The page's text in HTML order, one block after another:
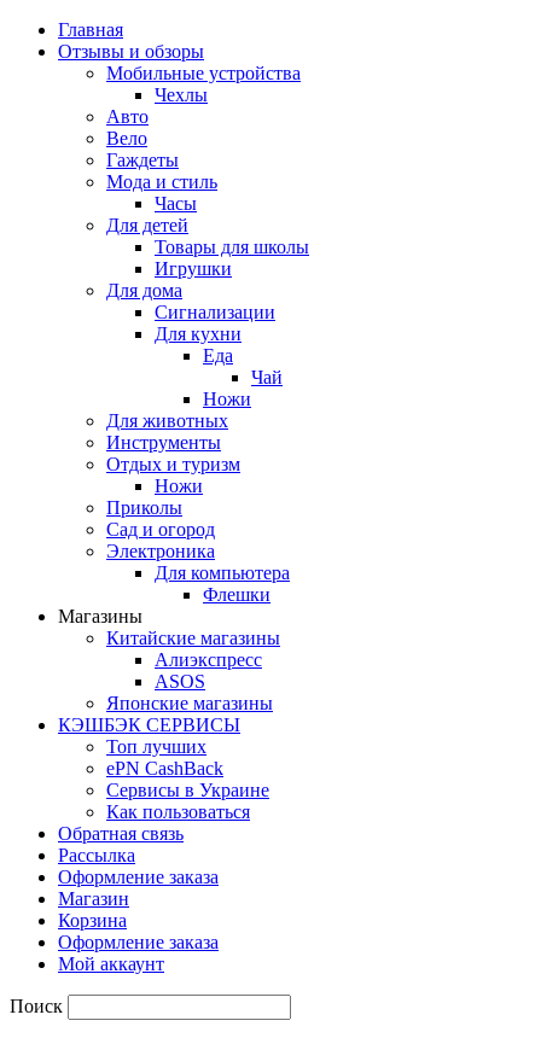
Главная
Отзывы и обзоры
Мобильные устройства
Чехлы
Авто
Вело
Гаждеты
Мода и стиль
Часы
Для детей
Товары для школы
Игрушки
Для дома
Сигнализации
Для кухни
Еда
Чай
Ножи
Для животных
Инструменты
Отдых и туризм
Ножи
Приколы
Сад и огород
Электроника
Для компьютера
Флешки
Магазины
Китайские магазины
Алиэкспресс
ASOS
Японские магазины
КЭШБЭК СЕРВИСЫ
Топ лучших
ePN CashBack
Сервисы в Украине
Как пользоваться
Обратная связь
Рассылка
Оформление заказа
Магазин
Корзина
Оформление заказа
Мой аккаунт
Поиск